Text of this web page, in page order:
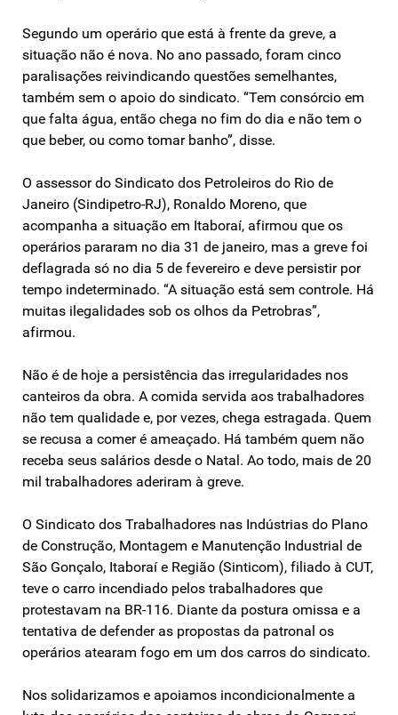
Segundo um operário que está à frente da greve, a
situação não é nova. No ano passado, foram cinco
paralisações reivindicando questões semelhantes,
também sem o apoio do sindicato. “Tem consórcio em
que falta água, então chega no fim do dia e não tem o
que beber, ou como tomar banho”, disse.
O assessor do Sindicato dos Petroleiros do Rio de
Janeiro (Sindipetro-RJ), Ronaldo Moreno, que
acompanha a situação em Itaboraí, afirmou que os
operários pararam no dia 31 de janeiro, mas a greve foi
deflagrada só no dia 5 de fevereiro e deve persistir por
tempo indeterminado. “A situação está sem controle. Há
muitas ilegalidades sob os olhos da Petrobras”,
afirmou.
Não é de hoje a persistência das irregularidades nos
canteiros da obra. A comida servida aos trabalhadores
não tem qualidade e, por vezes, chega estragada. Quem
se recusa a comer é ameaçado. Há também quem não
receba seus salários desde o Natal. Ao todo, mais de 20
mil trabalhadores aderiram à greve.
O Sindicato dos Trabalhadores nas Indústrias do Plano
de Construção, Montagem e Manutenção Industrial de
São Gonçalo, Itaboraí e Região (Sinticom), filiado à CUT,
teve o carro incendiado pelos trabalhadores que
protestavam na BR-116. Diante da postura omissa e a
tentativa de defender as propostas da patronal os
operários atearam fogo em um dos carros do sindicato.
Nos solidarizamos e apoiamos incondicionalmente a